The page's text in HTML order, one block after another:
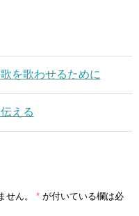
を歌わせるために
える
ん。 * が付いている欄は必